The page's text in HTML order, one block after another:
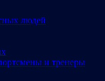
людей
и тренеры